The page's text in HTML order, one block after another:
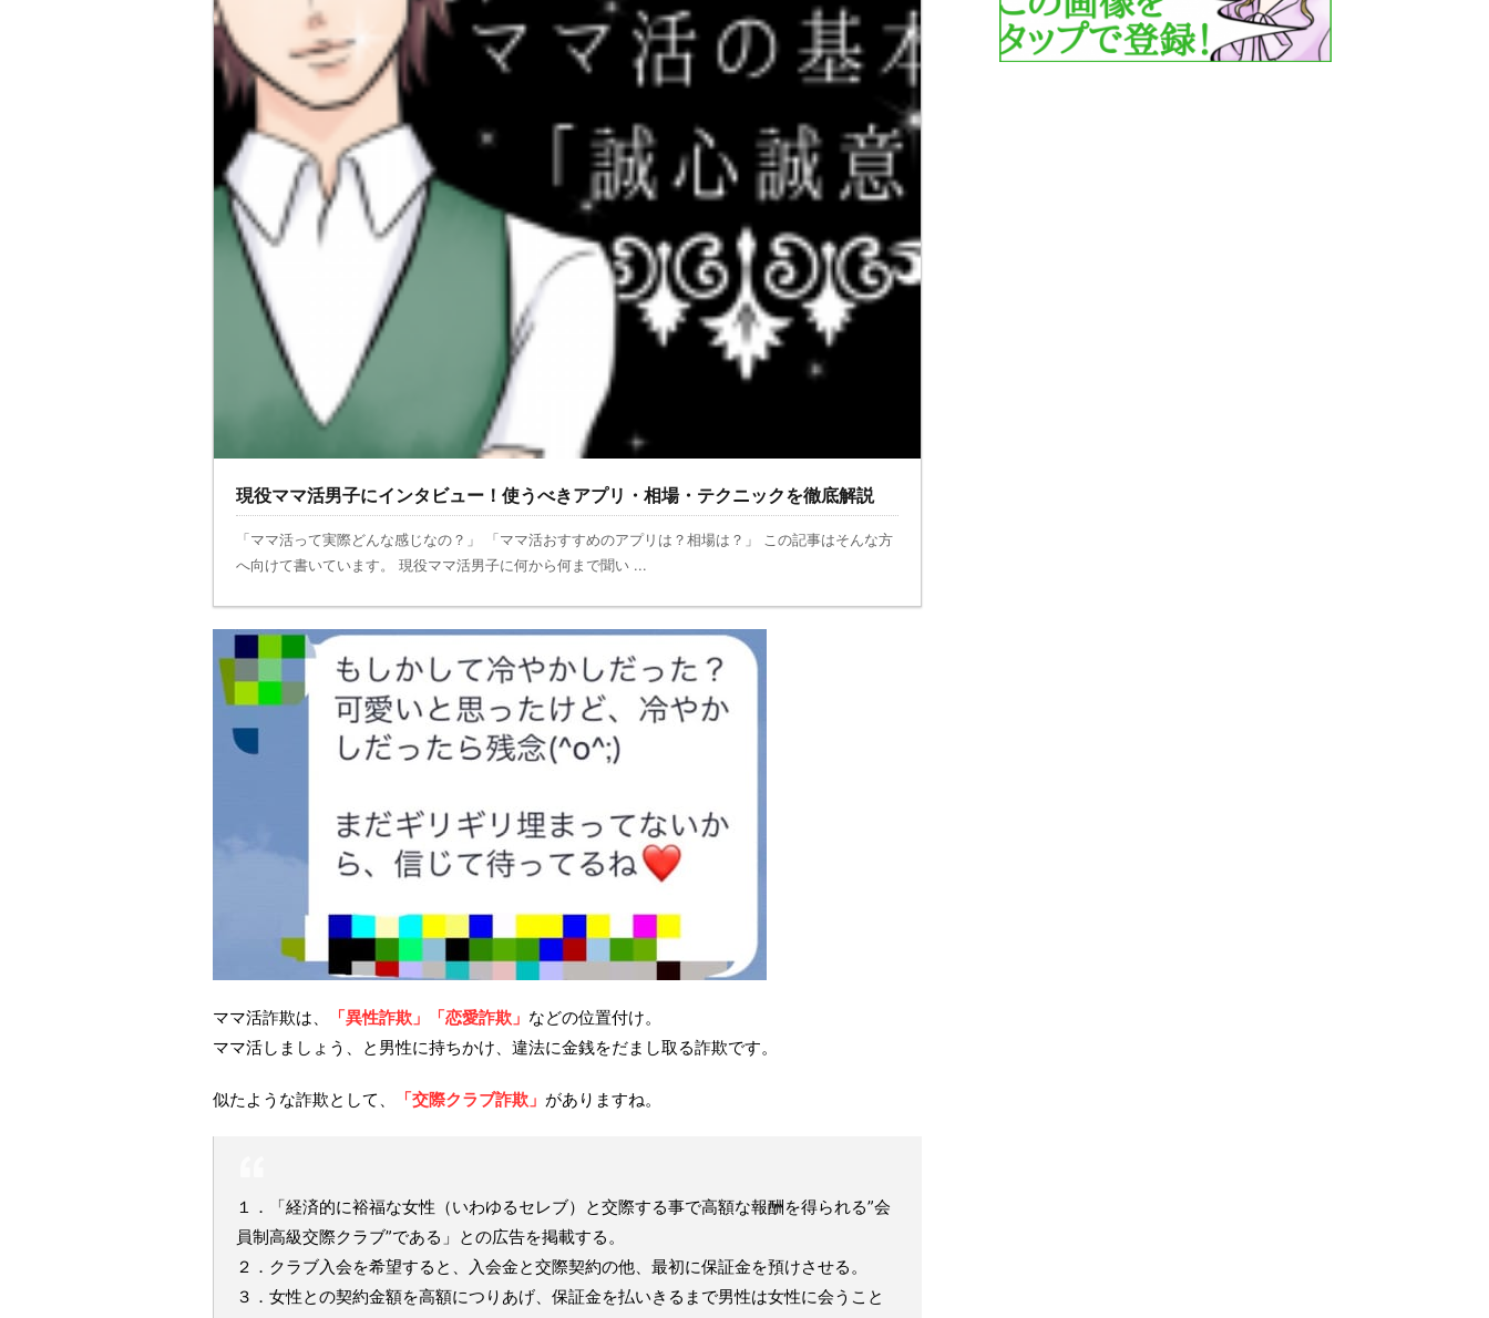
現役ママ活男子にインタビュー！使うべきアプリ・相場・テクニックを徹底解説
「ママ活って実際どんな感じなの？」 「ママ活おすすめのアプリは？相場は？」 この記事はそんな方
へ向けて書いています。 現役ママ活男子に何から何まで聞い ...
ママ活詐欺は、 「異性詐欺」「恋愛詐欺」 などの位置付け。
ママ活しましょう、と男性に持ちかけ、違法に金銭をだまし取る詐欺です。
似たような詐欺として、 「交際クラブ詐欺」 がありますね。
１．「経済的に裕福な女性（いわゆるセレブ）と交際する事で高額な報酬を得られる”会
員制高級交際クラブ”である」との広告を掲載する。
２．クラブ入会を希望すると、入会金と交際契約の他、最初に保証金を預けさせる。
３．女性との契約金額を高額につりあげ、保証金を払いきるまで男性は女性に会うこと